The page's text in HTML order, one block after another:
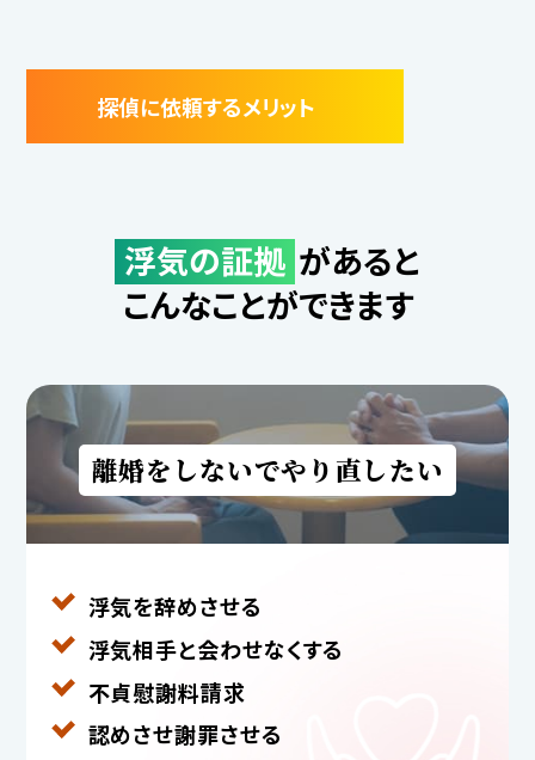
探偵に依頼するメリット
浮気の証拠 があると
こんなことができます
離婚をしないでやり直したい
浮気を辞めさせる
浮気相手と会わせなくする
不貞慰謝料請求
認めさせ謝罪させる